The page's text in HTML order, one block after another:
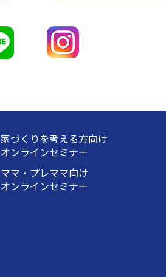
家づくりを考える方向け
オンラインセミナー
ママ・プレママ向け
オンラインセミナー